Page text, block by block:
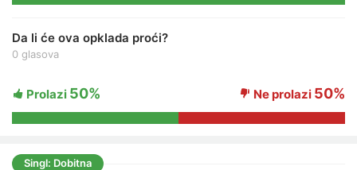
Da li će ova opklada proći?
0 glasova
Prolazi 50% Ne prolazi 50%
Singl: Dobitna